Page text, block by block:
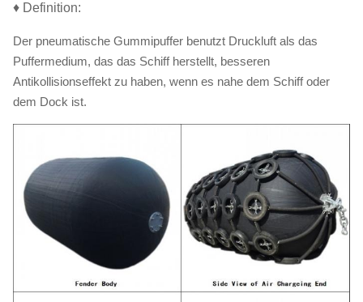
♦ Definition:
Der pneumatische Gummipuffer benutzt Druckluft als das
Puffermedium, das das Schiff herstellt, besseren
Antikollisionseffekt zu haben, wenn es nahe dem Schiff oder
dem Dock ist.